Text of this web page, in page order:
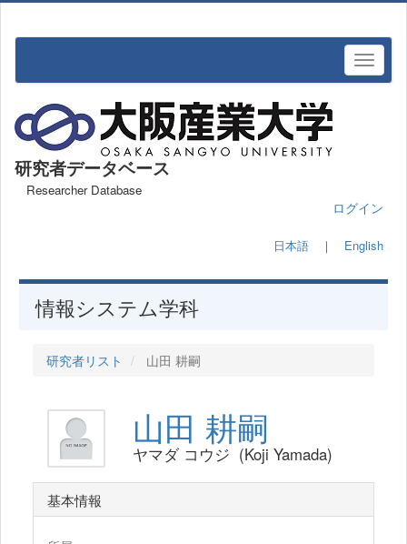
研究者データベース
Researcher Database
ログイン
日本語 ｜ English
情報システム学科
研究者リスト 山田 耕嗣
山田 耕嗣
ヤマダ コウジ (Koji Yamada)
基本情報